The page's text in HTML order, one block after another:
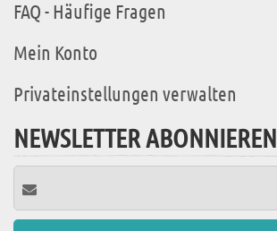
FAQ - Häufige Fragen
Mein Konto
Privateinstellungen verwalten
NEWSLETTER ABONNIEREN